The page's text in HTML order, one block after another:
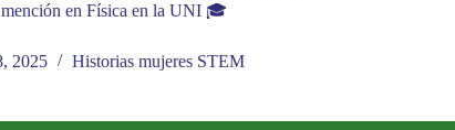
en Física en la UNI 🎓
2025 Historias mujeres STEM